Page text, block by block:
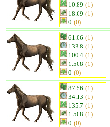
10.89 (1)
18.69 (1)
0 (0)
61.06 (1)
133.8 (1)
100.4 (1)
1.508 (1)
0 (0)
87.56 (1)
34.13 (1)
135.7 (1)
1.508 (1)
0 (0)